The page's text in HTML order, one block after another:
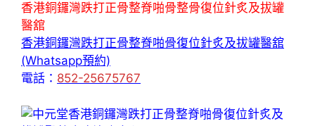
香港銅鑼灣跌打正骨整脊啪骨整骨復位針炙及拔罐
醫舘
香港銅鑼灣跌打正骨整脊啪骨復位針炙及拔罐醫舘
(Whatsapp預約)
電話： 852-25675767